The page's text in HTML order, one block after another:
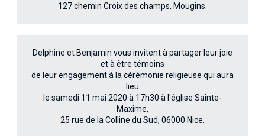
127 chemin Croix des champs, Mougins.
Delphine et Benjamin vous invitent à partager leur joie
et à être témoins
de leur engagement à la cérémonie religieuse qui aura
lieu
le samedi 11 mai 2020 à 17h30 à l'église Sainte-
Maxime,
25 rue de la Colline du Sud, 06000 Nice.